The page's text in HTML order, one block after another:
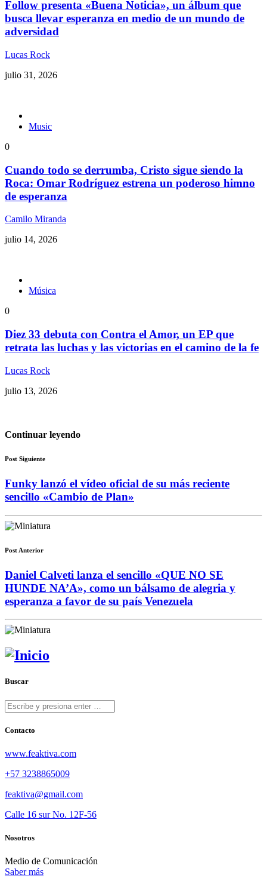
Follow presenta «Buena Noticia», un álbum que
busca llevar esperanza en medio de un mundo de
adversidad
Lucas Rock
julio 31, 2026
Music
0
Cuando todo se derrumba, Cristo sigue siendo la
Roca: Omar Rodríguez estrena un poderoso himno
de esperanza
Camilo Miranda
julio 14, 2026
Música
0
Diez 33 debuta con Contra el Amor, un EP que
retrata las luchas y las victorias en el camino de la fe
Lucas Rock
julio 13, 2026
Continuar leyendo
Post Siguiente
Funky lanzó el vídeo oficial de su más reciente
sencillo «Cambio de Plan»
Post Anterior
Daniel Calveti lanza el sencillo «QUE NO SE
HUNDE NA’A», como un bálsamo de alegria y
esperanza a favor de su país Venezuela
Buscar
Contacto
www.feaktiva.com
+57 3238865009
feaktiva@gmail.com
Calle 16 sur No. 12F-56
Nosotros
Medio de Comunicación
Saber más